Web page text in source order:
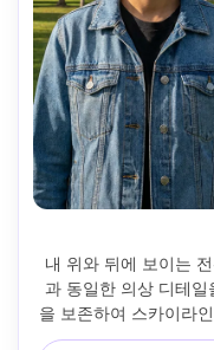
내 위와 뒤에 보이는
과 동일한 의상 디테
을 보존하여 스카이라